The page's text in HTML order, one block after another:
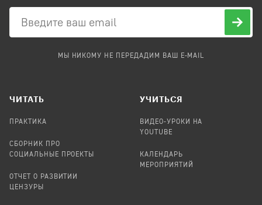
МЫ НИКОМУ НЕ ПЕРЕДАДИМ ВАШ E-MAIL
ЧИТАТЬ
ПРАКТИКА
СБОРНИК ПРО
СОЦИАЛЬНЫЕ ПРОЕКТЫ
ОТЧЕТ О РАЗВИТИИ
ЦЕНЗУРЫ
УЧИТЬСЯ
ВИДЕО-УРОКИ НА
YOUTUBE
КАЛЕНДАРЬ
МЕРОПРИЯТИЙ